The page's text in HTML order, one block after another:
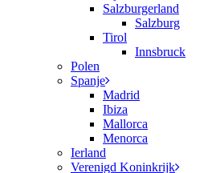
Salzburgerland
Salzburg
Tirol
Innsbruck
Polen
Spanje
Madrid
Ibiza
Mallorca
Menorca
Ierland
Verenigd Koninkrijk